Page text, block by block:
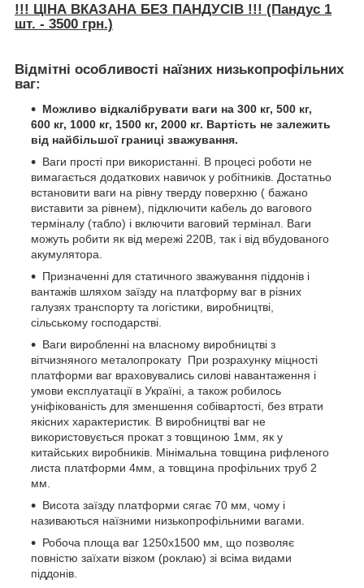
!!! ЦІНА ВКАЗАНА БЕЗ ПАНДУСІВ !!! (Пандус 1
шт. - 3500 грн.)
Відмітні особливості наїзних низькопрофільних
ваг:
Можливо відкалібрувати ваги на 300 кг, 500 кг,
600 кг, 1000 кг, 1500 кг, 2000 кг. Вартість не залежить
від найбільшої границі зважування.
Ваги прості при використанні. В процесі роботи не
вимагається додаткових навичок у робітників. Достатньо
встановити ваги на рівну тверду поверхню ( бажано
виставити за рівнем), підключити кабель до вагового
терміналу (табло) і включити ваговий термінал. Ваги
можуть робити як від мережі 220В, так і від вбудованого
акумулятора.
Призначенні для статичного зважування піддонів і
вантажів шляхом заїзду на платформу ваг в різних
галузях транспорту та логістики, виробництві,
сільському господарстві.
Ваги виробленні на власному виробництві з
вітчизняного металопрокату При розрахунку міцності
платформи ваг враховувались силові навантаження і
умови експлуатації в Україні, а також робилось
уніфікованість для зменшення собівартості, без втрати
якісних характеристик. В виробництві ваг не
використовується прокат з товщиною 1мм, як у
китайських виробників. Мінімальна товщина рифленого
листа платформи 4мм, а товщина профільних труб 2
мм.
Висота заїзду платформи сягає 70 мм, чому і
називаються наїзними низькопрофільними вагами.
Робоча площа ваг 1250х1500 мм, що позволяє
повністю заїхати візком (роклаю) зі всіма видами
піддонів.